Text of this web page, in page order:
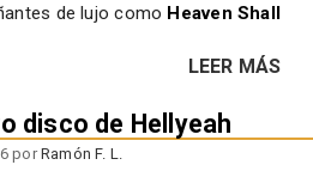
de lujo como Heaven Shall
LEER MÁS
disco de Hellyeah
porRamón F. L.